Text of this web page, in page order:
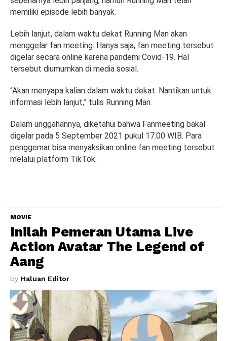
memiliki episode lebih banyak.
Lebih lanjut, dalam waktu dekat Running Man akan
menggelar fan meeting. Hanya saja, fan meeting tersebut
digelar secara online karena pandemi Covid-19. Hal
tersebut diumumkan di media sosial.
“Akan menyapa kalian dalam waktu dekat. Nantikan untuk
informasi lebih lanjut,” tulis Running Man.
Dalam unggahannya, diketahui bahwa Fanmeeting bakal
digelar pada 5 September 2021 pukul 17.00 WIB. Para
penggemar bisa menyaksikan online fan meeting tersebut
melalui platform TikTok.
MOVIE
Inilah Pemeran Utama Live
Action Avatar The Legend of
Aang
by Haluan Editor